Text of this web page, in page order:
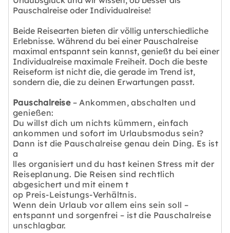
Pauschalreise oder Individualreise!
Beide Reisearten bieten dir völlig unterschiedliche
Erlebnisse. Während du bei einer Pauschalreise
maximal entspannt sein kannst, genießt du bei einer
Individualreise maximale Freiheit. Doch die beste
Reiseform ist nicht die, die gerade im Trend ist,
sondern die, die zu deinen Erwartungen passt.
Pauschalreise– Ankommen, abschalten und
genießen:
Du willst dich um nichts kümmern, einfach
ankommen und sofort im Urlaubsmodus sein?
Dann ist die Pauschalreise genau dein Ding. Es ist
a
lles organisiert und du hast keinen Stress mit der
Reiseplanung. Die Reisen sind rechtlich
abgesichert und mit einem t
op Preis-Leistungs-Verhältnis.
Wenn dein Urlaub vor allem eins sein soll –
entspannt und sorgenfrei – ist die Pauschalreise
unschlagbar.